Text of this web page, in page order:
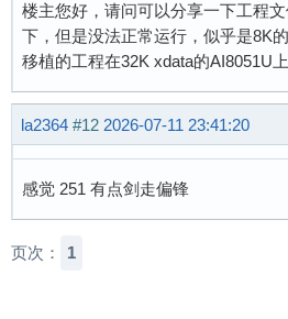
楼主您好，请问可以分享一下工程
下，但是没法正常运行，似乎是8K
移植的工程在32K xdata的AI8051U
la2364 #12 2026-07-11 23:41:20
感觉 251 有点剑走偏锋
页次： 1